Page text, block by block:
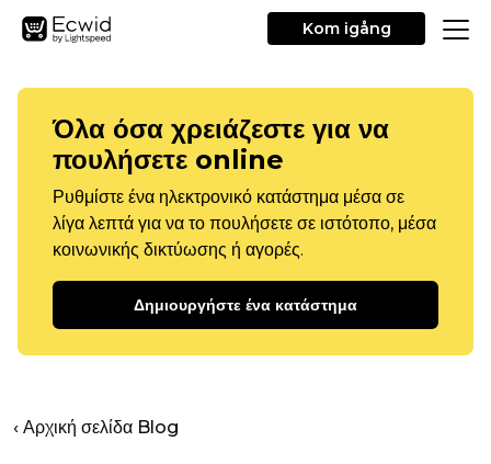
Kom igång
Όλα όσα χρειάζεστε για να
πουλήσετε online
Ρυθμίστε ένα ηλεκτρονικό κατάστημα μέσα σε
λίγα λεπτά για να το πουλήσετε σε ιστότοπο, μέσα
κοινωνικής δικτύωσης ή αγορές.
Δημιουργήστε ένα κατάστημα
‹ Αρχική σελίδα Blog